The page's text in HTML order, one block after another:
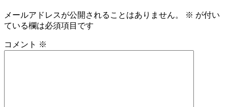
メールアドレスが公開されることはありません。 ※ が付い
ている欄は必須項目です
コメント ※